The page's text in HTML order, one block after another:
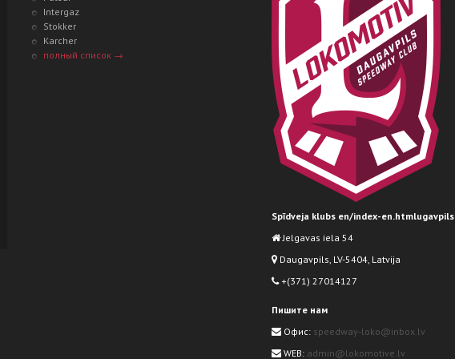
Intergaz
Stokker
Karcher
полный список →
Spīdveja klubs en/index-en.htmlugavpils
Jelgavas iela 54
Daugavpils, LV-5404, Latvija
+(371) 27014127
Пишите нам
Офис: speedway-loko@inbox.lv
WEB: admin@lokomotive.lv